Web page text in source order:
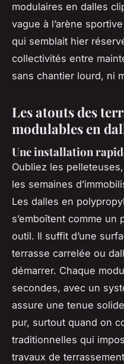
modulaires en dalles
vague à l’arène
qui semblait hier
collectivités entre
sans chantier lourd, ni
Les atouts des
modulables en
Une installation
Oubliez les
les semaines
Les dalles en
s’emboîtent comme un
outil. Il suffit d’une
terrasse carrelée ou
démarrer. Chaque
secondes, avec un
assure une tenue
pur, surtout quand on
traditionnelles qui
travaux de